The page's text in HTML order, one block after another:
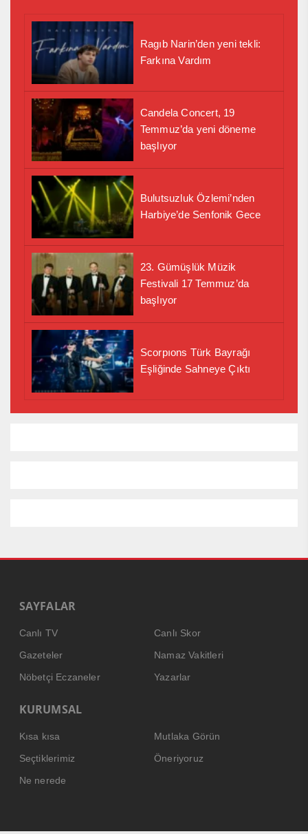
Ragıb Narin’den yeni tekli:
Farkına Vardım
Candela Concert, 19
Temmuz’da yeni döneme
başlıyor
Bulutsuzluk Özlemi’nden
Harbiye’de Senfonik Gece
23. Gümüşlük Müzik
Festivali 17 Temmuz’da
başlıyor
Scorpıons Türk Bayrağı
Eşliğinde Sahneye Çıktı
SAYFALAR
Canlı TV
Canlı Skor
Gazeteler
Namaz Vakitleri
Nöbetçi Eczaneler
Yazarlar
KURUMSAL
Kısa kısa
Mutlaka Görün
Seçtiklerimiz
Öneriyoruz
Ne nerede